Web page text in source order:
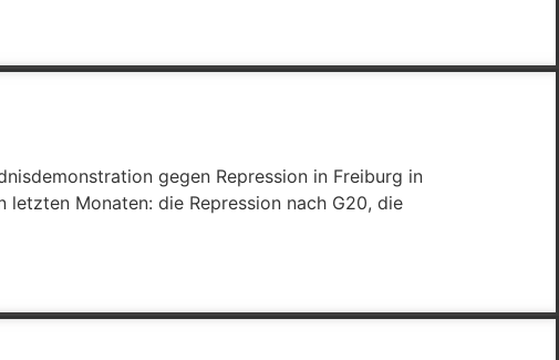
gegen Repression in Freiburg in
Monaten: die Repression nach G20, die